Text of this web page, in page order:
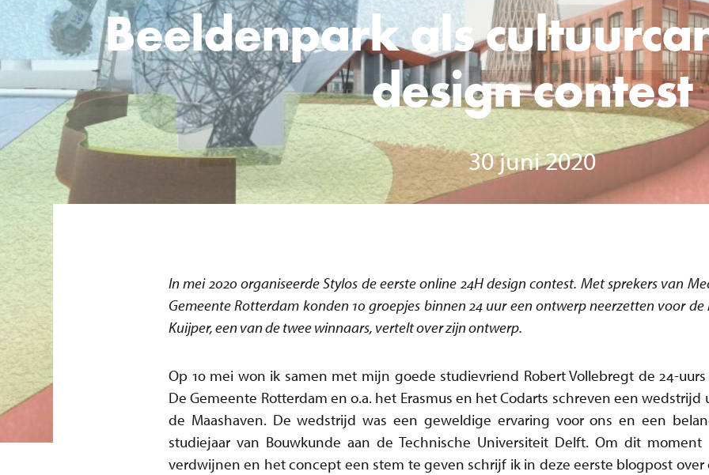
Beeldenpark als
design contest
30 juni 2020
In mei 2020 organiseerde Stylos de eerste online 24H design contest. Met sprekers van
Gemeente Rotterdam konden 10 groepjes binnen 24 uur een ontwerp neerzetten voor
Kuijper, een van de twee winnaars, vertelt over zijn ontwerp.
Op 10 mei won ik samen met mijn goede studievriend Robert Vollebregt de 24-
De Gemeente Rotterdam en o.a. het Erasmus en het Codarts schreven een
de Maashaven. De wedstrijd was een geweldige ervaring voor ons en een
studiejaar van Bouwkunde aan de Technische Universiteit Delft. Om dit
verdwijnen en het concept een stem te geven schrijf ik in deze eerste blogpost